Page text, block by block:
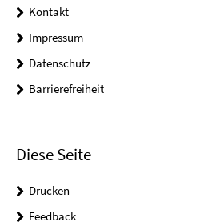
Kontakt
Impressum
Datenschutz
Barrierefreiheit
Diese Seite
Drucken
Feedback